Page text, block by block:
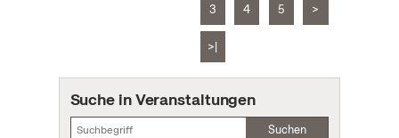
3 4 5 >
>|
Suche in Veranstaltungen
Suchen